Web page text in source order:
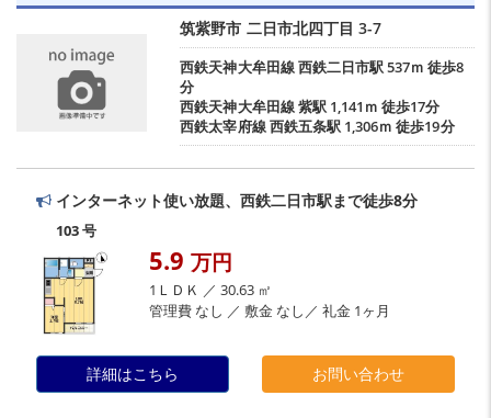
筑紫野市 二日市北四丁目 3-7
西鉄天神大牟田線西鉄二日市駅537ｍ 徒歩8
分
西鉄天神大牟田線紫駅1,141ｍ 徒歩17分
西鉄太宰府線西鉄五条駅1,306ｍ 徒歩19分
インターネット使い放題、西鉄二日市駅まで徒歩8分
103 号
5.9 万円
1ＬＤＫ ／ 30.63 ㎡
管理費 なし ／ 敷金 なし／ 礼金 1ヶ月
詳細はこちら お問い合わせ